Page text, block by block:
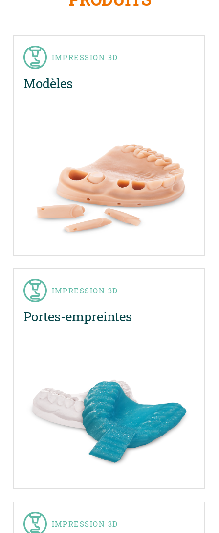
IMPRESSION 3D
Modèles
IMPRESSION 3D
Portes-empreintes
IMPRESSION 3D